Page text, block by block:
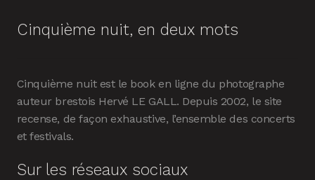
Cinquième nuit, en deux mots
Cinquième nuit est le book en ligne du photographe
auteur brestois Hervé LE GALL. Depuis 2002, le site
recense, de façon exhaustive, l’ensemble des concerts
et festivals.
Sur les réseaux sociaux